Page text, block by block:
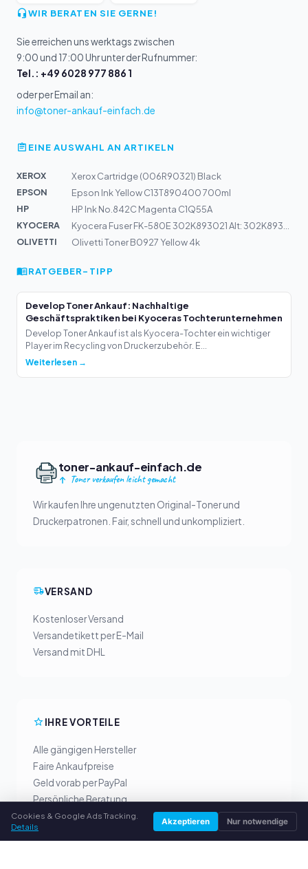
WIR BERATEN SIE GERNE!
Sie erreichen uns werktags zwischen
9:00 und 17:00 Uhr unter der Rufnummer:
Tel.: +49 6028 977 886 1
oder per Email an:
info@toner-ankauf-einfach.de
EINE AUSWAHL AN ARTIKELN
XEROX
Xerox Cartridge (006R90321) Black
EPSON
Epson Ink Yellow C13T890400 700ml
HP
HP Ink No.842C Magenta C1Q55A
KYOCERA
Kyocera Fuser FK-580E 302K893021 Alt: 302K893020
OLIVETTI
Olivetti Toner B0927 Yellow 4k
RATGEBER-TIPP
Develop Toner Ankauf: Nachhaltige
Geschäftspraktiken bei Kyoceras Tochterunternehmen
Develop Toner Ankauf ist als Kyocera-Tochter ein wichtiger
Player im Recycling von Druckerzubehör. E...
Weiterlesen →
toner-ankauf-einfach.de
Toner verkaufen leicht gemacht
Wir kaufen Ihre ungenutzten Original-Toner und
Druckerpatronen. Fair, schnell und unkompliziert.
VERSAND
Kostenloser Versand
Versandetikett per E-Mail
Versand mit DHL
IHRE VORTEILE
Alle gängigen Hersteller
Faire Ankaufpreise
Geld vorab per PayPal
Persönliche Beratung
Cookies & Google Ads Tracking.
Details
Akzeptieren Nur notwendige